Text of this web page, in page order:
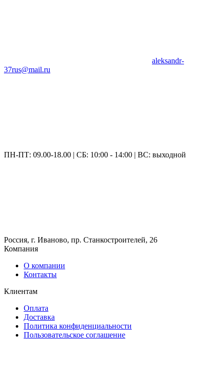
aleksandr-
37rus@mail.ru
ПН-ПТ: 09.00-18.00 | СБ: 10:00 - 14:00 | ВС: выходной
Россия, г. Иваново, пр. Станкостроителей, 26
Компания
О компании
Контакты
Клиентам
Оплата
Доставка
Политика конфиденциальности
Пользовательское соглашение